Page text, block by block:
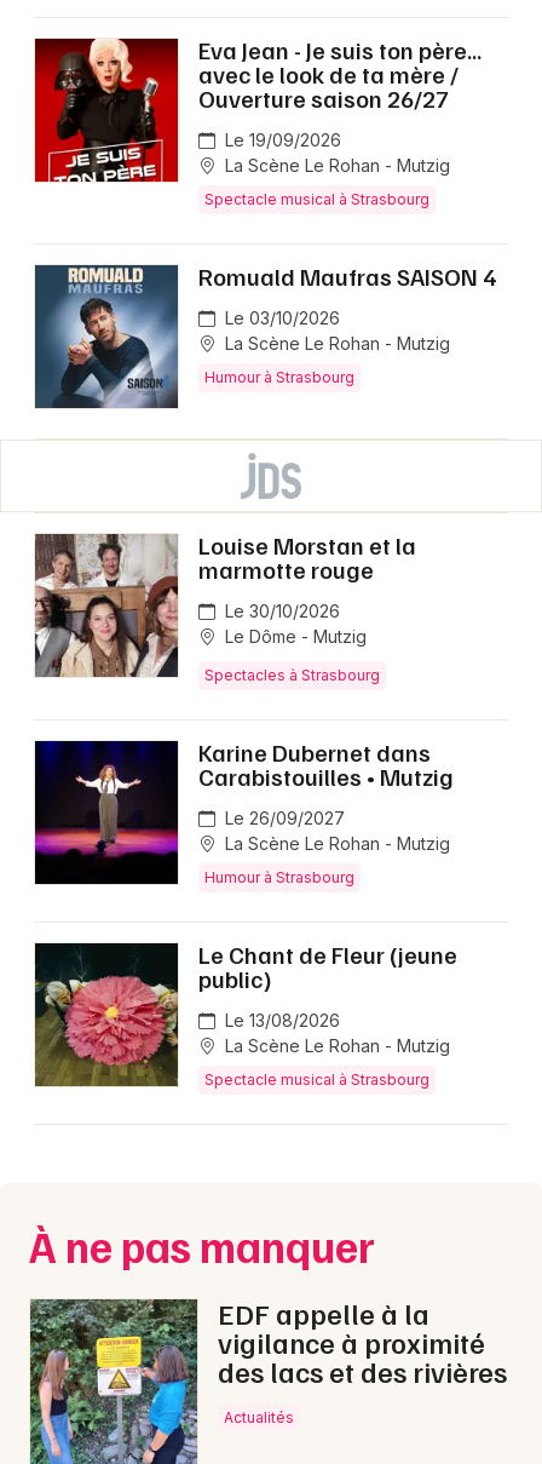
Eva Jean - Je suis ton père...
avec le look de ta mère /
Ouverture saison 26/27
Le 19/09/2026
La Scène Le Rohan - Mutzig
Spectacle musical à Strasbourg
Romuald Maufras SAISON 4
Le 03/10/2026
La Scène Le Rohan - Mutzig
Humour à Strasbourg
Louise Morstan et la
marmotte rouge
Le 30/10/2026
Le Dôme - Mutzig
Spectacles à Strasbourg
Karine Dubernet dans
Carabistouilles • Mutzig
Le 26/09/2027
La Scène Le Rohan - Mutzig
Humour à Strasbourg
Le Chant de Fleur (jeune
public)
Le 13/08/2026
La Scène Le Rohan - Mutzig
Spectacle musical à Strasbourg
À ne pas manquer
EDF appelle à la
vigilance à proximité
des lacs et des rivières
Actualités